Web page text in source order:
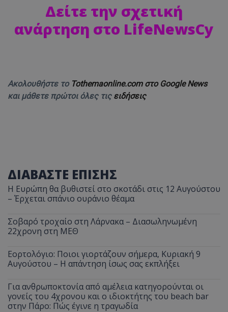
Δείτε την σχετική
ανάρτηση στο LifeNewsCy
Ακολουθήστε το Tothemaonline.com στο Google News
και μάθετε πρώτοι όλες τις ειδήσεις
ΔΙΑΒΑΣΤΕ ΕΠΙΣΗΣ
Η Ευρώπη θα βυθιστεί στο σκοτάδι στις 12 Αυγούστου
– Έρχεται σπάνιο ουράνιο θέαμα
Σοβαρό τροχαίο στη Λάρνακα – Διασωληνωμένη
22χρονη στη ΜΕΘ
Εορτολόγιο: Ποιοι γιορτάζουν σήμερα, Κυριακή 9
Αυγούστου – Η απάντηση ίσως σας εκπλήξει
Για ανθρωποκτονία από αμέλεια κατηγορούνται οι
γονείς του 4χρονου και ο ιδιοκτήτης του beach bar
στην Πάρο: Πώς έγινε η τραγωδία